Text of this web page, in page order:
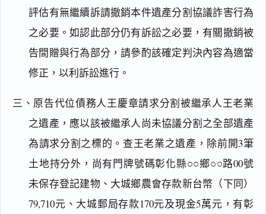
評估有無繼續訴請撤銷本件遺產分割協議詐害行為
之必要。如認此部分仍有訴訟之必要，有關撤銷被
告間贈與行為部分，請參酌該確定判決內容為適當
修正，以利訴訟進行。
三、原告代位債務人王慶章請求分割被繼承人王老業
之遺產，應以該被繼承人尚未協議分割之全部遺產
為請求分割之標的。查王老業之遺產，除前開3筆
土地持分外，尚有門牌號碼彰化縣○○鄉○○路00號
未保存登記建物、大城鄉農會存款新台幣（下同）
79,710元、大城郵局存款170元及現金5萬元，有彰